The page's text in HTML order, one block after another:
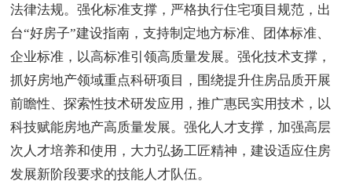
法律法规。强化标准支撑，严格执行住宅项目规范，出
台“好房子”建设指南，支持制定地方标准、团体标准、
企业标准，以高标准引领高质量发展。强化技术支撑，
抓好房地产领域重点科研项目，围绕提升住房品质开展
前瞻性、探索性技术研发应用，推广惠民实用技术，以
科技赋能房地产高质量发展。强化人才支撑，加强高层
次人才培养和使用，大力弘扬工匠精神，建设适应住房
发展新阶段要求的技能人才队伍。